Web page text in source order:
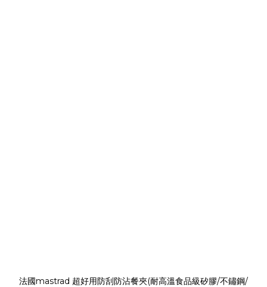
法國mastrad 超好用防刮防沾餐夾(耐高溫食品級矽膠/不鏽鋼/